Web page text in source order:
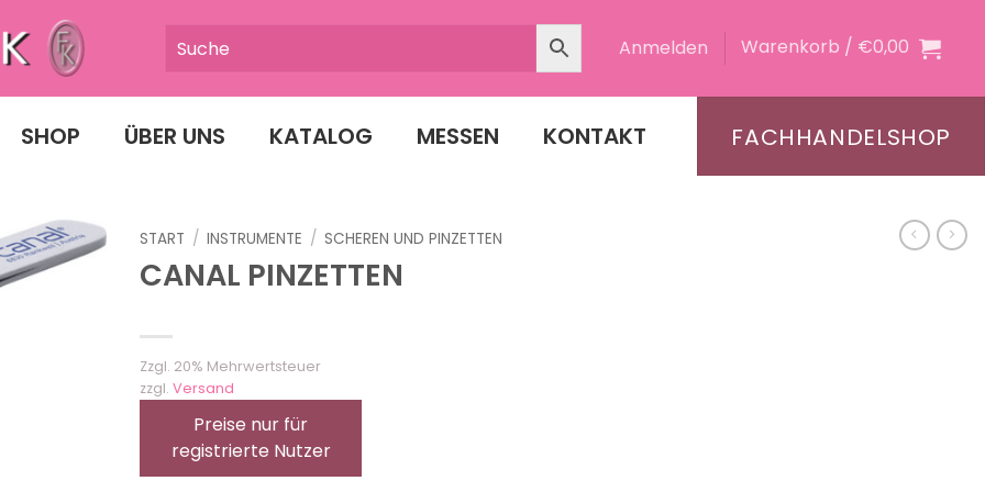
Anmelden Warenkorb / €0,00
SHOP ÜBER UNS KATALOG MESSEN KONTAKT FACHHANDELSHOP
START / INSTRUMENTE / SCHEREN UND PINZETTEN
CANAL PINZETTEN
Zzgl. 20% Mehrwertsteuer
zzgl. Versand
Preise nur für
registrierte Nutzer